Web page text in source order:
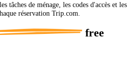
tâches de ménage, les codes d'accès et les
réservation Trip.com.
free